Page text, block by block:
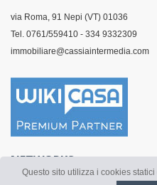
via Roma, 91 Nepi (VT) 01036
Tel. 0761/559410 - 334 9332309
immobiliare@cassiaintermedia.com
NETWORKS
Questo sito utilizza i cookies